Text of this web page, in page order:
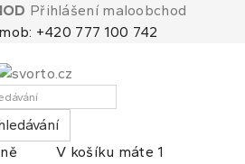
Přihlášení maloobchod
+420 777 100 742
V košíku máte 1